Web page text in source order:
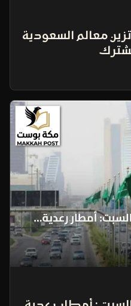
معالم السعودية